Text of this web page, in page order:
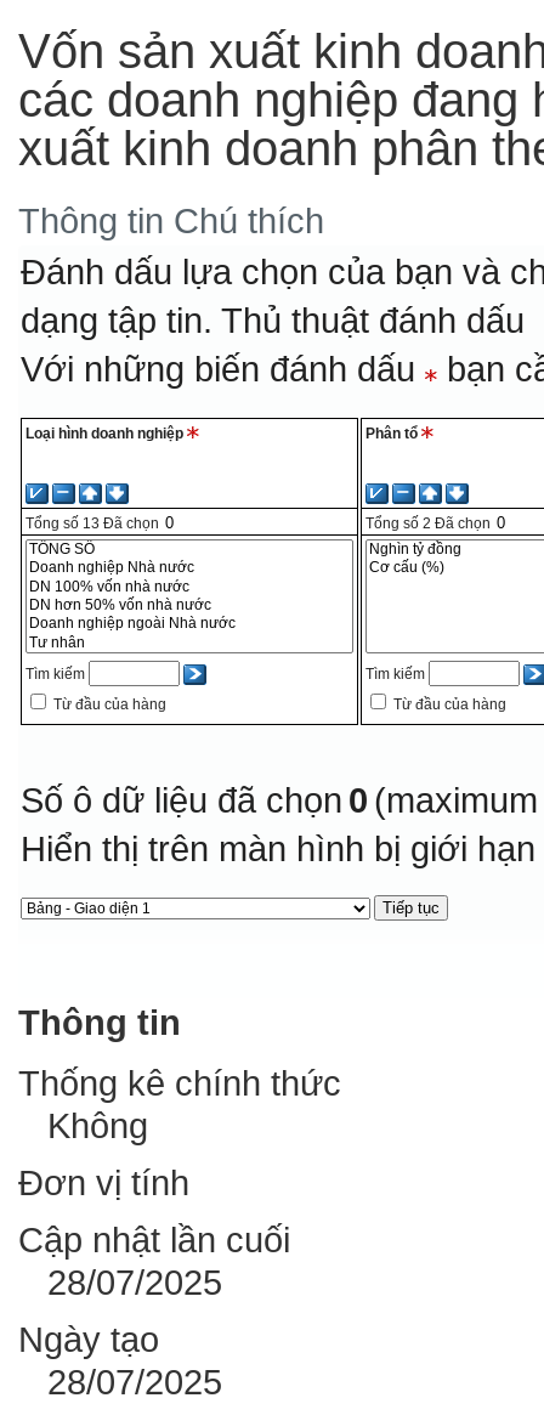
Vốn sản xuất kinh
các doanh nghiệp đang
xuất kinh doanh phân
Thông tin Chú thích
Đánh dấu lựa chọn của bạn và
dạng tập tin.Thủ thuật đánh dấu
Với những biến đánh dấu bạn
Loại hình doanh nghiệp
Tổng số 13 Đã chọn
Tìm kiếm
Từ đầu của hàng
Phân tổ
Tổng số 2 Đã chọn
Tìm kiếm
Từ đầu của hàng
Số ô dữ liệu đã chọn 0
Hiển thị trên màn hình bị giới
Thông tin
Thống kê chính thức
Không
Đơn vị tính
Cập nhật lần cuối
28/07/2025
Ngày tạo
28/07/2025